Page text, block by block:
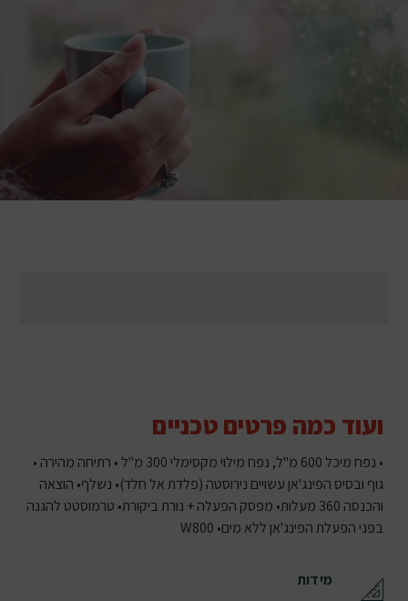
ועוד כמה פרטים טכניים
• נפח מיכל 600 מ"ל, נפח מילוי מקסימלי 300 מ"ל • רתיחה מהירה •
גוף ובסיס הפינג'אן עשויים נירוסטה (פלדת אל חלד)• נשלף• הוצאה
והכנסה 360 מעלות• מפסק הפעלה + נורת ביקורת• טרמוסטט להגנה
בפני הפעלת הפינג'אן ללא מים• W800
מידות